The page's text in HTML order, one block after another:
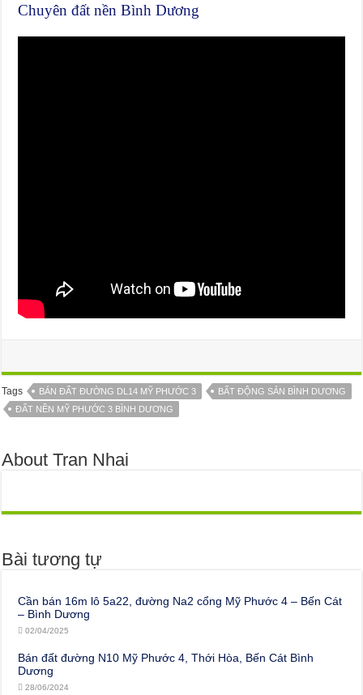
Chuyên đất nền Bình Dương
Tags BÁN ĐẤT ĐƯỜNG DL14 MỸ PHƯỚC 3
BẤT ĐỘNG SẢN BÌNH DƯƠNG
ĐẤT NỀN MỸ PHƯỚC 3 BÌNH DƯƠNG
About Tran Nhai
Bài tương tự
Cần bán 16m lô 5a22, đường Na2 cổng Mỹ Phước 4 – Bến Cát
– Bình Dương
02/04/2025
Bán đất đường N10 Mỹ Phước 4, Thới Hòa, Bến Cát Bình
Dương
28/06/2024